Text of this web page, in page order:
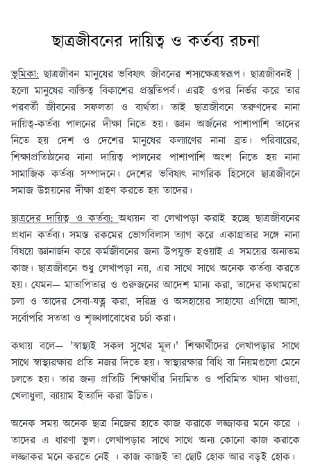
ছাত্রজীবনের দায়িত্ব ও কর্তব্য রচনা
ভূমিকা: ছাত্রজীবন মানুষের ভবিষ্যৎ জীবনের শস্যক্ষেত্রস্বরূপ। ছাত্রজীবনই |
হলো মানুষের ব্যক্তিত্ব বিকাশের প্রস্তুতিপর্ব। এরই ওপর নির্ভর করে তার
পরবর্তী জীবনের সফলতা ও ব্যর্থতা। তাই ছাত্রজীবনে তরুণদের নানা
দায়িত্ব-কর্তব্য পালনের দীক্ষা নিতে হয়। জ্ঞান অর্জনের পাশাপাশি তাদের
নিতে হয় দেশ ও দেশের মানুষের কল্যাণের নানা ব্রত। পরিবারের,
শিক্ষাপ্রতিষ্ঠানের নানা দায়িত্ব পালনের পাশাপাশি অংশ নিতে হয় নানা
সামাজিক কর্তব্য সম্পাদনে। দেশের ভবিষ্যৎ নাগরিক হিসেবে ছাত্রজীবনে
সমাজ উন্নয়নের দীক্ষা গ্রহণ করতে হয় তাদের।
ছাত্রদের দায়িত্ব ও কর্তব্য:অধ্যয়ন বা লেখাপড়া করাই হচ্ছে ছাত্রজীবনের
প্রধান কর্তব্য। সমস্ত রকমের ভোগবিলাস ত্যাগ করে একাগ্রতার সঙ্গে নানা
বিষয়ে জ্ঞানার্জন করে কর্মজীবনের জন্য উপযুক্ত হওয়াই এ সময়ের অন্যতম
কাজ। ছাত্রজীবনে শুধু লেখাপড়া নয়, এর সাথে সাথে অনেক কর্তব্য করতে
হয়। যেমন— মাতাপিতার ও গুরুজনের আদেশ মান্য করা, তাদের কথামতো
চলা ও তাদের সেবা-যত্ন করা, দরিদ্র ও অসহায়ের সাহায্যে এগিয়ে আসা,
সর্বোপরি সততা ও শৃঙ্খলাবোধের চর্চা করা।
কথায় বলে— 'স্বাস্থ্যই সকল সুখের মূল।' শিক্ষার্থীদের লেখাপড়ার সাথে
সাথে স্বাস্থ্যরক্ষার প্রতি নজর দিতে হয়। স্বাস্থ্যরক্ষার বিধি বা নিয়মগুলো মেনে
চলতে হয়। তার জন্য প্রতিটি শিক্ষার্থীর নিয়মিত ও পরিমিত খাদ্য খাওয়া,
খেলাধুলা, ব্যায়াম ইত্যাদি করা উচিত।
অনেক সময় অনেক ছাত্র নিজের হাতে কাজ করাকে লজ্জাকর মনে করে ।
তাদের এ ধারণা ভুল। লেখাপড়ার সাথে সাথে অন্য কোনো কাজ করাকে
লজ্জাকর মনে করতে নেই । কাজ কাজই তা ছোট হোক আর বড়ই হোক।